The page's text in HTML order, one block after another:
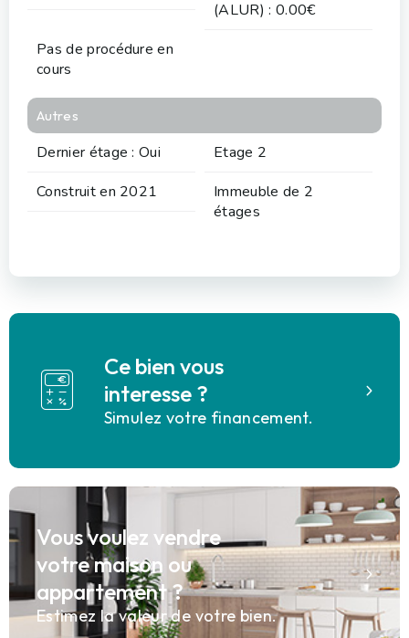
(ALUR) : 0.00€
Pas de procédure en
cours
Autres
Dernier étage : Oui
Etage 2
Construit en 2021
Immeuble de 2
étages
Ce bien vous
interesse ?
Simulez votre financement.
Vous voulez vendre
votre maison ou
appartement ?
Estimez la valeur de votre bien.